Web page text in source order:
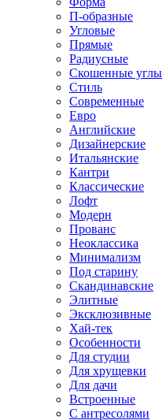
П-образные
Угловые
Прямые
Радиусные
Скошенные углы
Стиль
Современные
Евро
Английские
Дизайнерские
Итальянские
Кантри
Классические
Лофт
Модерн
Прованс
Неоклассика
Минимализм
Под старину
Скандинавские
Элитные
Эксклюзивные
Хай-тек
Особенности
Для студии
Для хрущевки
Для дачи
Встроенные
С антресолями